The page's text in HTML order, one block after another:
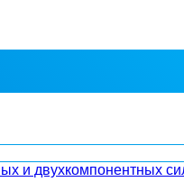
и двухкомпонентных